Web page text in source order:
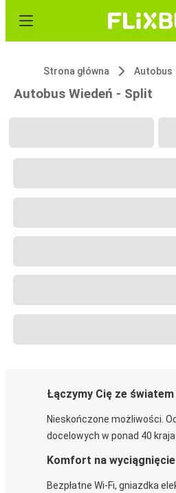
Strona główna Autobus
Autobus Wiedeń - Split
Łączymy Cię ze światem
Nieskończone możliwości.
docelowych w ponad 40
Komfort na
Bezpłatne Wi-Fi, gniazdka